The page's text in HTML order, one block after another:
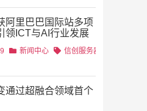
阿里巴巴国际站多项
领ICT与AI行业发展
新闻中心
信创服务器
通过超融合领域首个